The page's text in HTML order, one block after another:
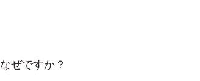
ぜですか？